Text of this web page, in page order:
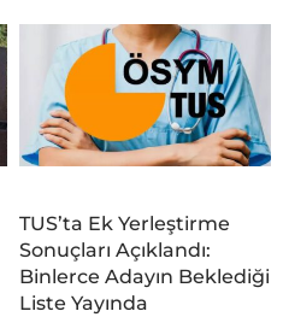
TUS’ta Ek Yerleştirme
Sonuçları Açıklandı:
Binlerce Adayın Beklediği
Liste Yayında